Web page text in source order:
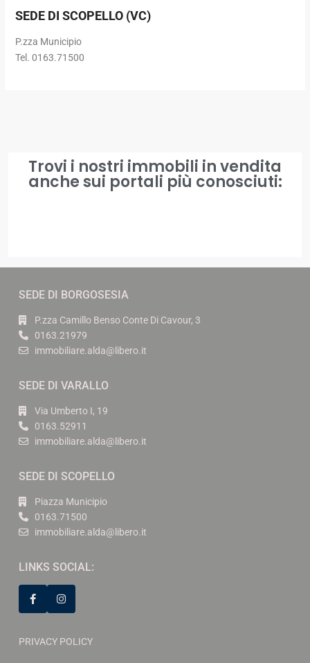
SEDE DI SCOPELLO (VC)
P.zza Municipio
Tel. 0163.71500
Trovi i nostri immobili in vendita
anche sui portali più conosciuti:
SEDE DI BORGOSESIA
P.zza Camillo Benso Conte Di Cavour, 3
0163.21979
immobiliare.alda@libero.it
SEDE DI VARALLO
Via Umberto I, 19
0163.52911
immobiliare.alda@libero.it
SEDE DI SCOPELLO
Piazza Municipio
0163.71500
immobiliare.alda@libero.it
LINKS SOCIAL:
PRIVACY POLICY